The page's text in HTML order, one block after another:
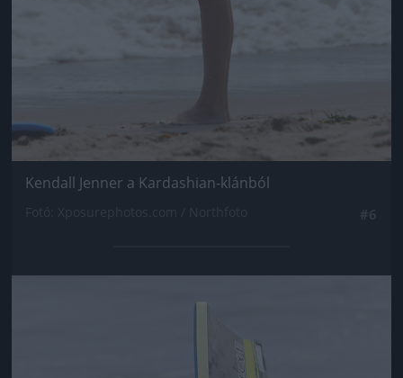
Kendall Jenner a Kardashian-klánból
Jön még kép!